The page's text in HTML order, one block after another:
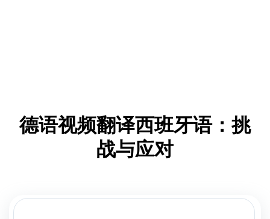
德语视频翻译西班牙语：挑
战与应对